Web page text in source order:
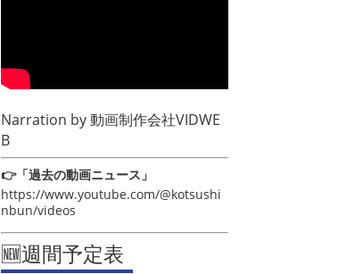
Narration by動画制作会社VIDWE
B
👉「過去の動画ニュース」
https://www.youtube.com/@kotsushi
nbun/videos
🆕週間予定表